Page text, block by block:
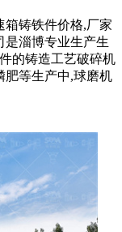
箱铸铁件价格,厂家
是淄博专业生产生
的铸造工艺破碎机
肥等生产中,球磨机